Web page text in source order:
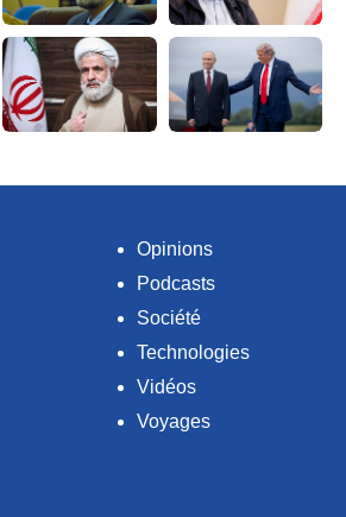
Opinions
Podcasts
Société
Technologies
Vidéos
Voyages